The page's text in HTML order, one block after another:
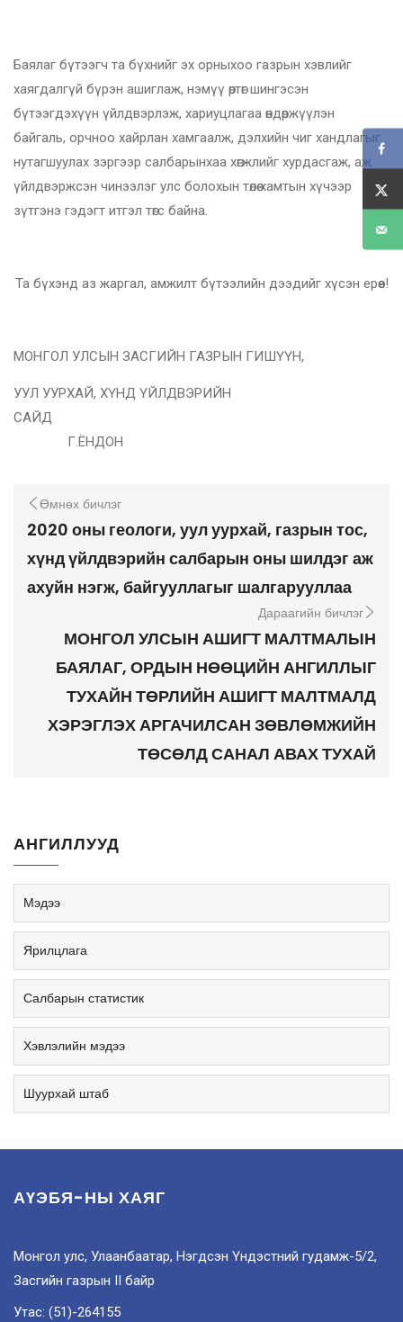
Баялаг бүтээгч та бүхнийг эх орныхоо газрын хэвлийг
хаягдалгүй бүрэн ашиглаж, нэмүү өртөг шингэсэн
бүтээгдэхүүн үйлдвэрлэж, хариуцлагаа өндөржүүлэн
байгаль, орчноо хайрлан хамгаалж, дэлхийн чиг хандлагыг
нутагшуулах зэргээр салбарынхаа хөгжлийг хурдасгаж, аж
үйлдвэржсэн чинээлэг улс болохын төлөө хамтын хүчээр
зүтгэнэ гэдэгт итгэл төгс байна.
Та бүхэнд аз жаргал, амжилт бүтээлийн дээдийг хүсэн ерөөе!
МОНГОЛ УЛСЫН ЗАСГИЙН ГАЗРЫН ГИШҮҮН,
УУЛ УУРХАЙ, ХҮНД ҮЙЛДВЭРИЙН
САЙД
Г.ЁНДОН
Өмнөх бичлэг
2020 оны геологи, уул уурхай, газрын тос,
хүнд үйлдвэрийн салбарын оны шилдэг аж
ахуйн нэгж, байгууллагыг шалгарууллаа
Дараагийн бичлэг
МОНГОЛ УЛСЫН АШИГТ МАЛТМАЛЫН
БАЯЛАГ, ОРДЫН НӨӨЦИЙН АНГИЛЛЫГ
ТУХАЙН ТӨРЛИЙН АШИГТ МАЛТМАЛД
ХЭРЭГЛЭХ АРГАЧИЛСАН ЗӨВЛӨМЖИЙН
ТӨСӨЛД САНАЛ АВАХ ТУХАЙ
АНГИЛЛУУД
Мэдээ
Ярилцлага
Салбарын статистик
Хэвлэлийн мэдээ
Шуурхай штаб
АҮЭБЯ-НЫ ХАЯГ
Монгол улс, Улаанбаатар, Нэгдсэн Үндэстний гудамж-5/2,
Засгийн газрын II байр
Утас: (51)-264155